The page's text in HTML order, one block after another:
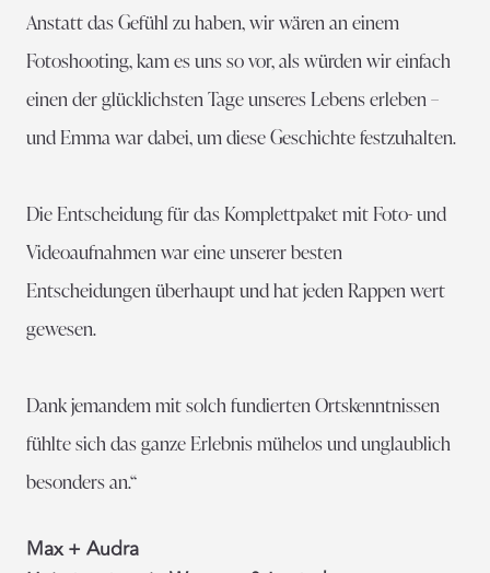
Anstatt das Gefühl zu haben, wir wären an einem
Fotoshooting, kam es uns so vor, als würden wir einfach
einen der glücklichsten Tage unseres Lebens erleben –
und Emma war dabei, um diese Geschichte festzuhalten.
Die Entscheidung für das Komplettpaket mit Foto- und
Videoaufnahmen war eine unserer besten
Entscheidungen überhaupt und hat jeden Rappen wert
gewesen.
Dank jemandem mit solch fundierten Ortskenntnissen
fühlte sich das ganze Erlebnis mühelos und unglaublich
besonders an.“
Max + Audra